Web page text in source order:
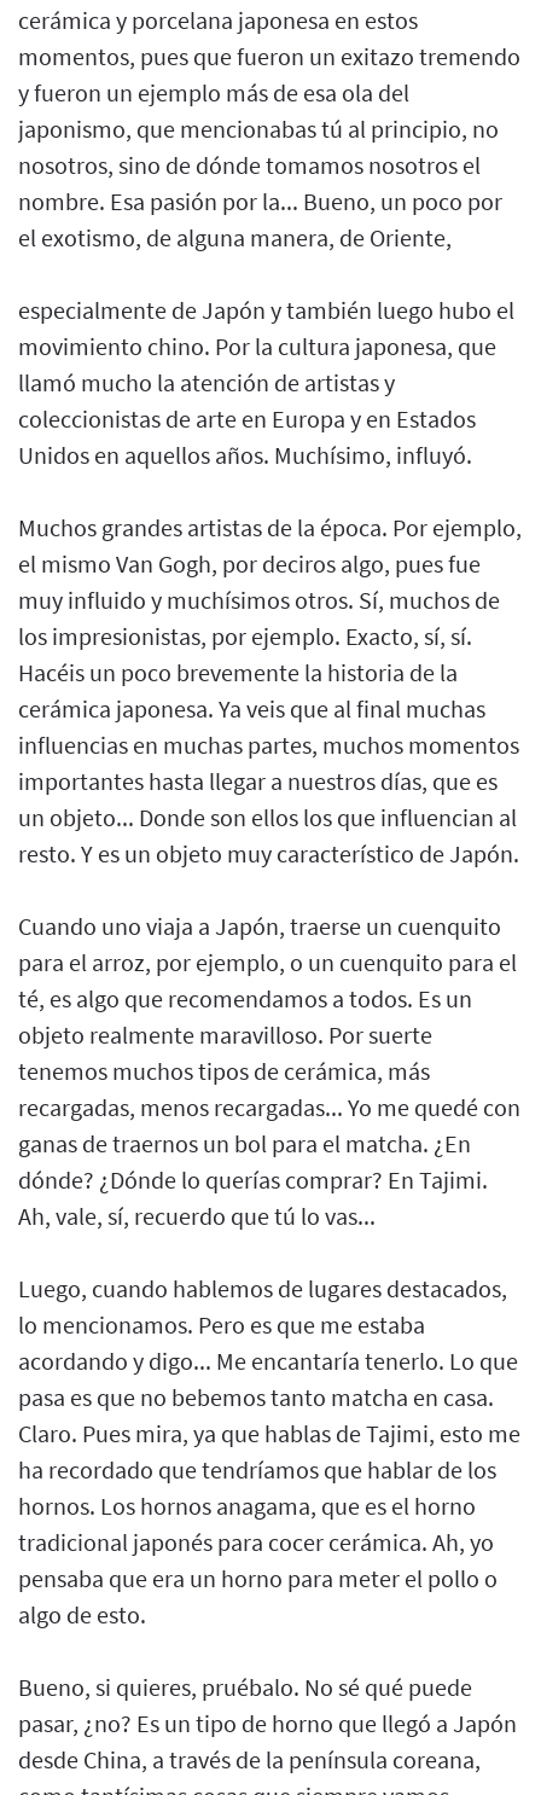
cerámica y porcelana japonesa en estos
momentos, pues que fueron un exitazo tremendo
y fueron un ejemplo más de esa ola del
japonismo, que mencionabas tú al principio, no
nosotros, sino de dónde tomamos nosotros el
nombre. Esa pasión por la... Bueno, un poco por
el exotismo, de alguna manera, de Oriente,
especialmente de Japón y también luego hubo el
movimiento chino. Por la cultura japonesa, que
llamó mucho la atención de artistas y
coleccionistas de arte en Europa y en Estados
Unidos en aquellos años. Muchísimo, influyó.
Muchos grandes artistas de la época. Por ejemplo,
el mismo Van Gogh, por deciros algo, pues fue
muy influido y muchísimos otros. Sí, muchos de
los impresionistas, por ejemplo. Exacto, sí, sí.
Hacéis un poco brevemente la historia de la
cerámica japonesa. Ya veis que al final muchas
influencias en muchas partes, muchos momentos
importantes hasta llegar a nuestros días, que es
un objeto... Donde son ellos los que influencian al
resto. Y es un objeto muy característico de Japón.
Cuando uno viaja a Japón, traerse un cuenquito
para el arroz, por ejemplo, o un cuenquito para el
té, es algo que recomendamos a todos. Es un
objeto realmente maravilloso. Por suerte
tenemos muchos tipos de cerámica, más
recargadas, menos recargadas... Yo me quedé con
ganas de traernos un bol para el matcha. ¿En
dónde? ¿Dónde lo querías comprar? En Tajimi.
Ah, vale, sí, recuerdo que tú lo vas...
Luego, cuando hablemos de lugares destacados,
lo mencionamos. Pero es que me estaba
acordando y digo... Me encantaría tenerlo. Lo que
pasa es que no bebemos tanto matcha en casa.
Claro. Pues mira, ya que hablas de Tajimi, esto me
ha recordado que tendríamos que hablar de los
hornos. Los hornos anagama, que es el horno
tradicional japonés para cocer cerámica. Ah, yo
pensaba que era un horno para meter el pollo o
algo de esto.
Bueno, si quieres, pruébalo. No sé qué puede
pasar, ¿no? Es un tipo de horno que llegó a Japón
desde China, a través de la península coreana,